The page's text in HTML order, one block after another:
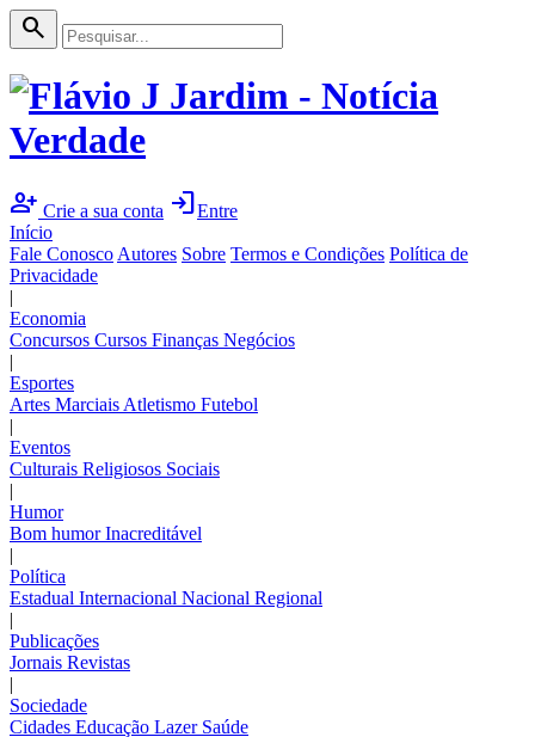
search
person_add Crie a sua conta loginEntre
Início
Fale Conosco Autores Sobre Termos e Condições Política de
Privacidade
|
Economia
Concursos Cursos Finanças Negócios
|
Esportes
Artes Marciais Atletismo Futebol
|
Eventos
Culturais Religiosos Sociais
|
Humor
Bom humorInacreditável
|
Política
Estadual Internacional Nacional Regional
|
Publicações
Jornais Revistas
|
Sociedade
Cidades Educação Lazer Saúde